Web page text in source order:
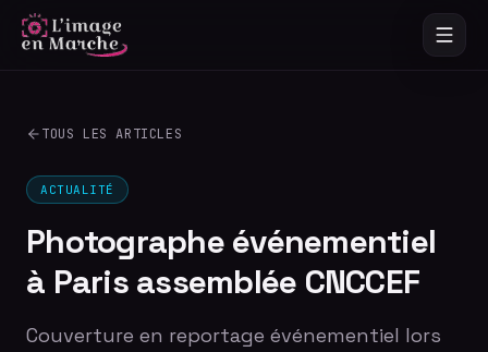
TOUS LES ARTICLES
ACTUALITÉ
Photographe événementiel
à Paris assemblée CNCCEF
Couverture en reportage événementiel lors